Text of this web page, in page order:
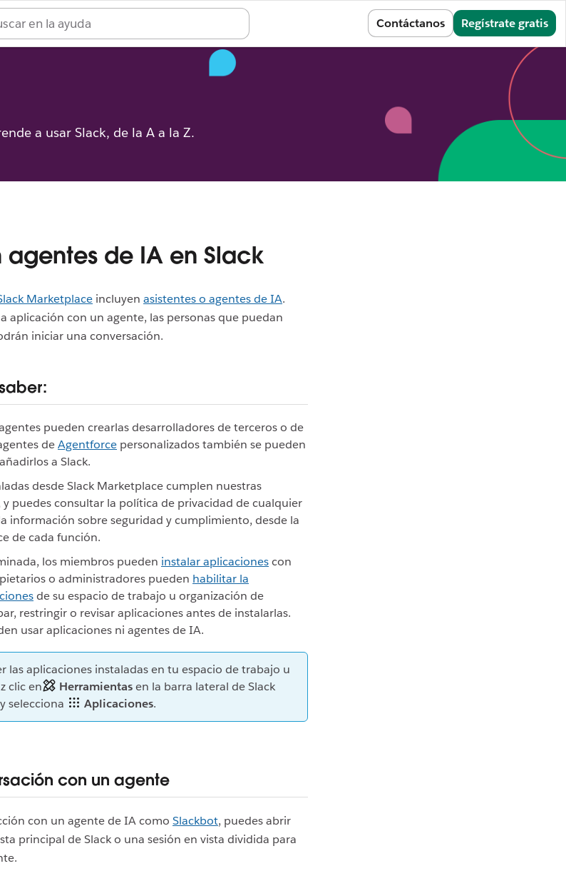
Contáctanos Regístrate gratis
a usar Slack, de la A a la Z.
agentes de IA en Slack
Marketplace incluyen asistentes o agentes de IA.
aplicación con un agente, las personas que puedan
iniciar una conversación.
pueden crearlas desarrolladores de terceros o de
deAgentforce personalizados también se pueden
a Slack.
desde Slack Marketplace cumplen nuestras
y puedes consultar la política de privacidad de cualquier
información sobre seguridad y cumplimiento, desde la
de cada función.
los miembros pueden instalar aplicacionescon
o administradores pueden habilitar la
de su espacio de trabajo u organización de
restringir o revisar aplicaciones antes de instalarlas.
usar aplicaciones ni agentes de IA.
las aplicaciones instaladas en tu espacio de trabajo u
clic en
Herramientasen la barra lateral de Slack
selecciona
Aplicaciones.
con un agente
con un agente de IA como Slackbot, puedes abrir
principal de Slack o una sesión en vista dividida para